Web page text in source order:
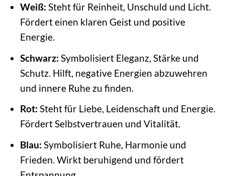
Weiß: Steht für Reinheit, Unschuld und Licht.
Fördert einen klaren Geist und positive
Energie.
Schwarz: Symbolisiert Eleganz, Stärke und
Schutz. Hilft, negative Energien abzuwehren
und innere Ruhe zu finden.
Rot: Steht für Liebe, Leidenschaft und Energie.
Fördert Selbstvertrauen und Vitalität.
Blau: Symbolisiert Ruhe, Harmonie und
Frieden. Wirkt beruhigend und fördert